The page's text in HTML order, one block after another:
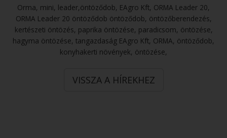
Orma, mini, leader,öntöződob, EAgro Kft, ORMA Leader 20,
ORMA Leader 20 öntöződob öntöződob, öntözőberendezés,
kertészeti öntözés, paprika öntözése, paradicsom, öntözése,
hagyma öntözése, tangazdaság EAgro Kft, ORMA, öntöződob,
konyhakerti növények, öntözése,
VISSZA A HÍREKHEZ